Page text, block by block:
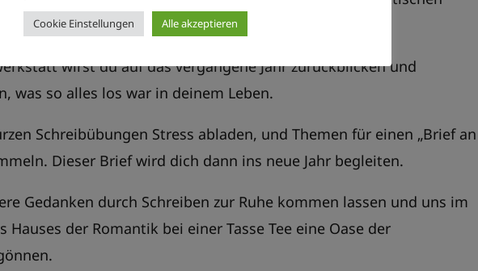
wirst du auf das vergangene Jahr zurückblicken und
was so alles los war in deinem Leben.
Schreibübungen Stress abladen, und Themen für einen „Brief an
Dieser Brief wird dich dann ins neue Jahr begleiten.
Gedanken durch Schreiben zur Ruhe kommen lassen und uns im
Hauses der Romantik bei einer Tasse Tee eine Oase der
Cookie Einstellungen Alle akzeptieren